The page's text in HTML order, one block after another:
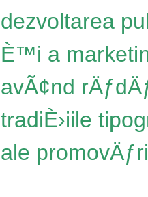
dezvoltarea
È™i a
avÃ¢nd
tradiÈ›iile
ale